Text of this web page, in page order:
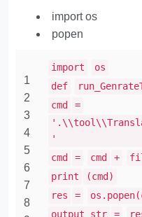
import os
popen
1
2
3
4
5
6
7
8
import
os
def
cmd
=
'
cmd
= cmd +
print
(cmd)
res
=
output_str
=